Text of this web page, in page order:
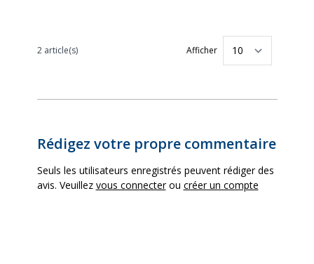
2 article(s) Afficher
Rédigez votre propre commentaire
Seuls les utilisateurs enregistrés peuvent rédiger des
avis. Veuillez vous connecterou créer un compte